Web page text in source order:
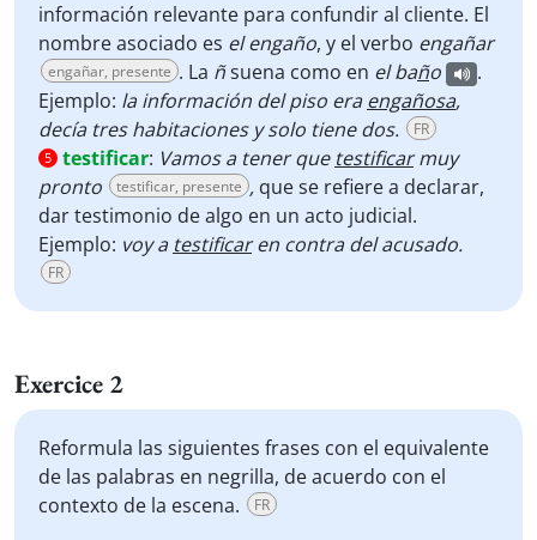
información relevante para confundir al cliente. El
nombre asociado es el engaño, y el verbo engañar
engañar, presente . La ñsuena como en el baño
.
Ejemplo: la información del piso eraengañosa,
decía tres habitaciones y solo tiene dos.
FR
5 testificar: Vamos a tener que testificarmuy
pronto
testificar, presente , que se refiere a declarar,
dar testimonio de algo en un acto judicial.
Ejemplo: voy a testificaren contra del acusado.
FR
Exercice 2
Reformula las siguientes frases con el equivalente
de las palabras en negrilla, de acuerdo con el
contexto de la escena.
FR